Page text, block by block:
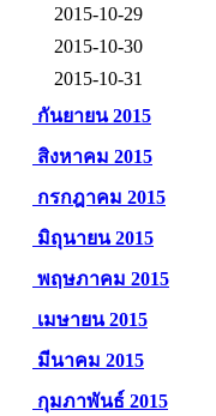
2015-10-29
2015-10-30
2015-10-31
กันยายน 2015
สิงหาคม 2015
กรกฎาคม 2015
มิถุนายน 2015
พฤษภาคม 2015
เมษายน 2015
มีนาคม 2015
กุมภาพันธ์ 2015